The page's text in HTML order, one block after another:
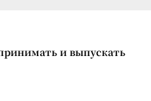
и выпускать